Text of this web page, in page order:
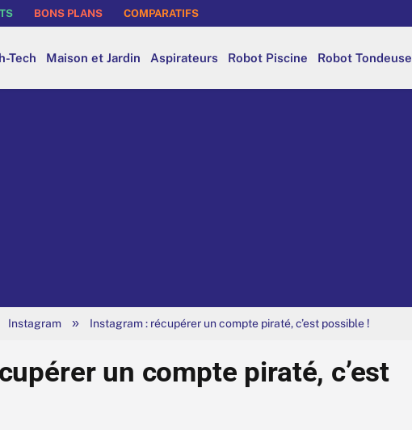
BONS PLANS COMPARATIFS
Tech Maison et Jardin Aspirateurs Robot Piscine Robot Tondeuse
Instagram » Instagram : récupérer un compte piraté, c’est possible !
un compte piraté, c’est